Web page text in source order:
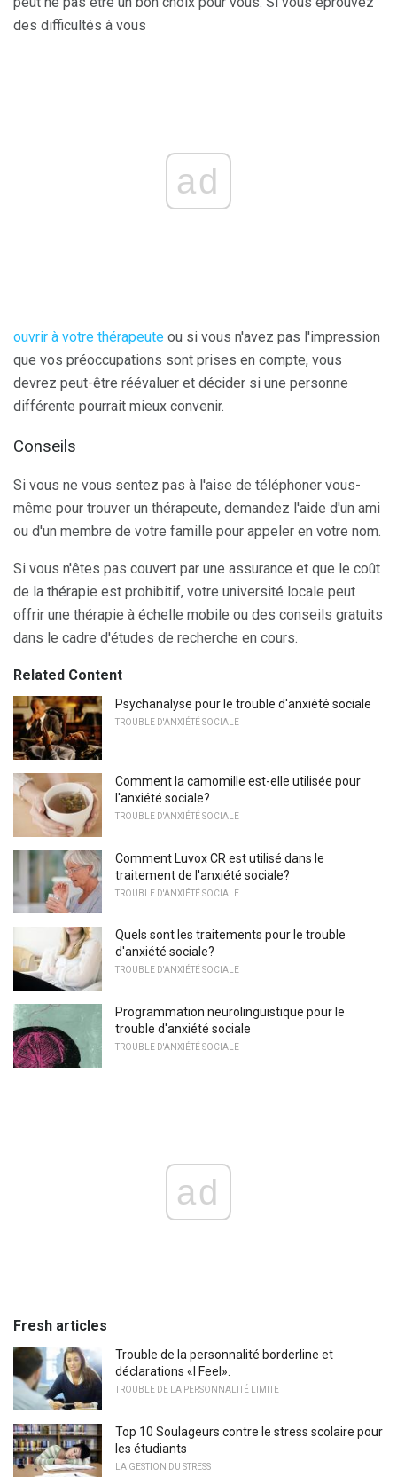
des difficultés à vous
ad
ouvrir à votre thérapeute ou si vous n'avez pas l'impression
que vos préoccupations sont prises en compte, vous
devrez peut-être réévaluer et décider si une personne
différente pourrait mieux convenir.
Conseils
Si vous ne vous sentez pas à l'aise de téléphoner vous-
même pour trouver un thérapeute, demandez l'aide d'un ami
ou d'un membre de votre famille pour appeler en votre nom.
Si vous n'êtes pas couvert par une assurance et que le coût
de la thérapie est prohibitif, votre université locale peut
offrir une thérapie à échelle mobile ou des conseils gratuits
dans le cadre d'études de recherche en cours.
Related Content
Psychanalyse pour le trouble d'anxiété sociale
TROUBLE D'ANXIÉTÉ SOCIALE
Comment la camomille est-elle utilisée pour
l'anxiété sociale?
TROUBLE D'ANXIÉTÉ SOCIALE
Comment Luvox CR est utilisé dans le
traitement de l'anxiété sociale?
TROUBLE D'ANXIÉTÉ SOCIALE
Quels sont les traitements pour le trouble
d'anxiété sociale?
TROUBLE D'ANXIÉTÉ SOCIALE
Programmation neurolinguistique pour le
trouble d'anxiété sociale
TROUBLE D'ANXIÉTÉ SOCIALE
ad
Fresh articles
Trouble de la personnalité borderline et
déclarations «I Feel».
TROUBLE DE LA PERSONNALITÉ LIMITE
Top 10 Soulageurs contre le stress scolaire pour
les étudiants
LA GESTION DU STRESS